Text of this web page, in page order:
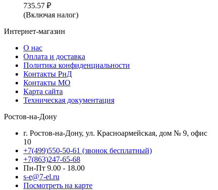
735.57 ₽
(Включая налог)
Интернет-магазин
О нас
Оплата и доставка
Политика конфиденциальности
Контакты РнД
Контакты МО
Карта сайта
Техническая документация
Ростов-на-Дону
г. Ростов-на-Дону, ул. Красноармейская, дом № 9, офис
10
+7(499)550-50-61 (звонок бесплатный)
+7(863)247-65-68
Пн-Пт 9.00 - 18.00
s-e@7-el.ru
Посмотреть на карте